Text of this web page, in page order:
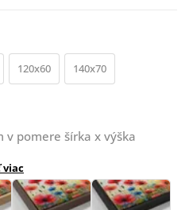
120x60 140x70
v pomere šírka x výška